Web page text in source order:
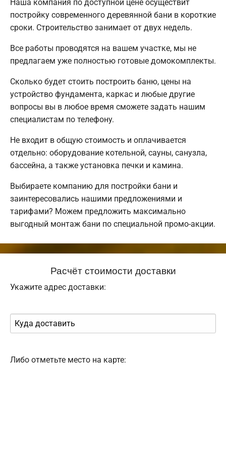
Наша компания по доступной цене осуществит
постройку современного деревянной бани в короткие
сроки. Строительство занимает от двух недель.
Все работы проводятся на вашем участке, мы не
предлагаем уже полностью готовые домокомплекты.
Сколько будет стоить построить баню, цены на
устройство фундамента, каркас и любые другие
вопросы вы в любое время сможете задать нашим
специалистам по телефону.
Не входит в общую стоимость и оплачивается
отдельно: оборудование котельной, сауны, санузла,
бассейна, а также установка печки и камина.
Выбираете компанию для постройки бани и
заинтересовались нашими предложениями и
тарифами? Можем предложить максимально
выгодный монтаж бани по специальной промо-акции.
Расчёт стоимости доставки
Укажите адрес доставки:
Либо отметьте место на карте: